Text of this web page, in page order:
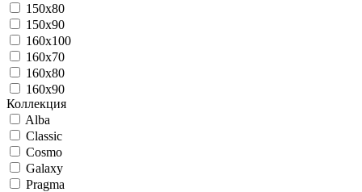
150x80
150x90
160x100
160x70
160x80
160x90
Коллекция
Alba
Classic
Cosmo
Galaxy
Pragma